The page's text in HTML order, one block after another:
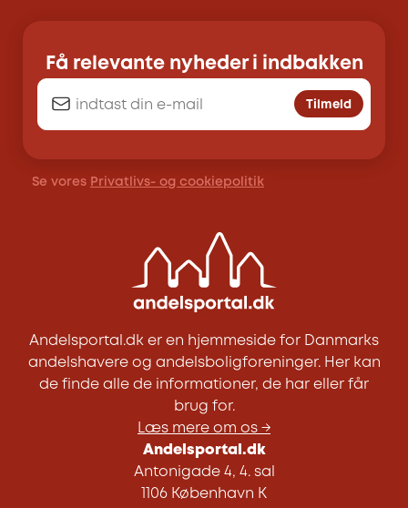
Få relevante nyheder i indbakken
Tilmeld
Se vores Privatlivs- og cookiepolitik
Andelsportal.dk er en hjemmeside for Danmarks
andelshavere og andelsboligforeninger. Her kan
de finde alle de informationer, de har eller får
brug for.
Læs mere om os →
Andelsportal.dk
Antonigade 4, 4. sal
1106 København K